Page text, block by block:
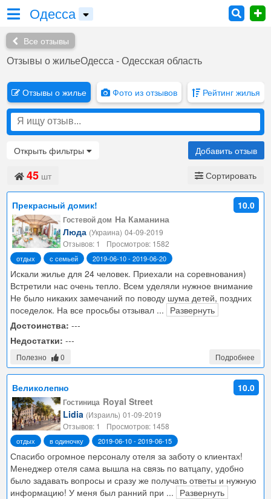
Одесса
Все отзывы
Отзывы о жильеОдесса - Одесская область
Отзывы о жилье Фото из отзывов Рейтинг жилья
Открыть фильтры Добавить отзыв
45 шт Сортировать
Прекрасный домик! 10.0
Гостевой дом На Каманина
Люда (Украина) 04-09-2019
Отзывов: 1
Просмотров: 1582
отдых с семьей 2019-06-10 - 2019-06-20
Искали жилье для 24 человек. Приехали на соревнования)
Встретили нас очень тепло. Всем уделяли нужное внимание
Не было никаких замечаний по поводу шума детей, поздних
поседелок. На все просьбы отзывал ... Развернуть
Достоинства: ---
Недостатки: ---
Полезно 0 Подробнее
Великолепно 10.0
Гостиница Royal Street
Lidia (Израиль) 01-09-2019
Отзывов: 1
Просмотров: 1458
отдых в одиночку 2019-06-10 - 2019-06-15
Спасибо огромное персоналу отеля за заботу о клиентах!
Менеджер отеля сама вышла на связь по ватцапу, удобно
было задавать вопросы и сразу же получать ответы и нужную
информацию! У меня был ранний при ... Развернуть